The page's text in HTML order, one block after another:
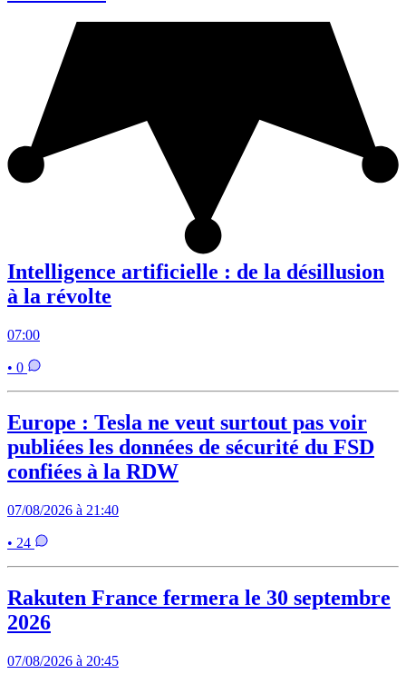
Intelligence artificielle : de la désillusion
à la révolte
07:00
• 0
Europe : Tesla ne veut surtout pas voir
publiées les données de sécurité du FSD
confiées à la RDW
07/08/2026 à 21:40
• 24
Rakuten France fermera le 30 septembre
2026
07/08/2026 à 20:45